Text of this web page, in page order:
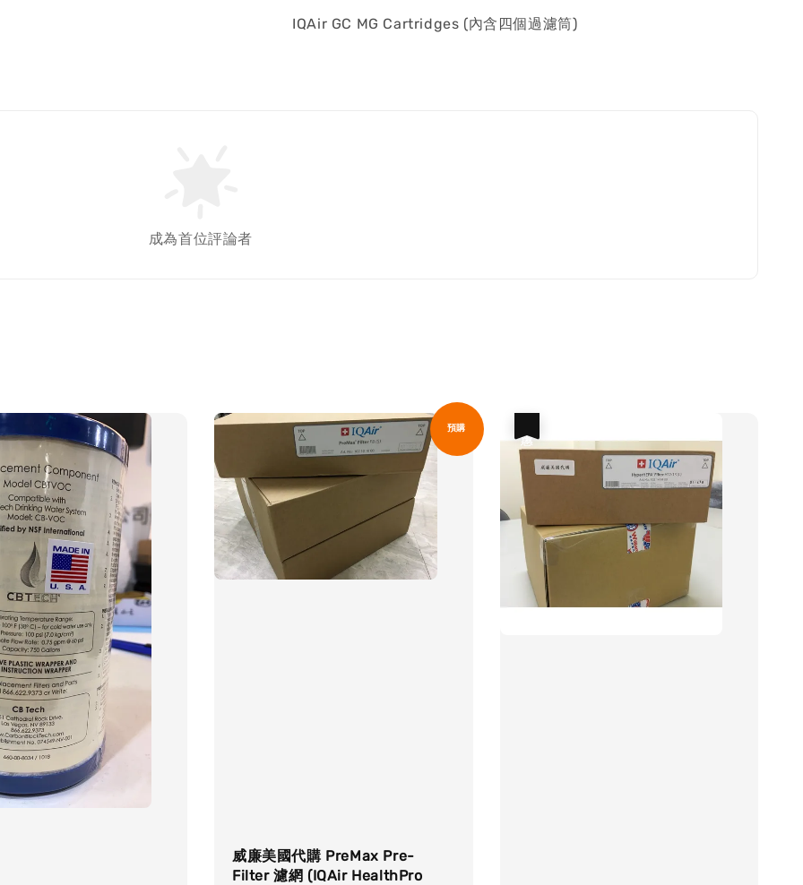
IQAir GC MG Cartridges (內含四個過濾筒)
成為首位評論者
預購
威廉美國代購 PreMax Pre-
Filter 濾網 (IQAir HealthPro